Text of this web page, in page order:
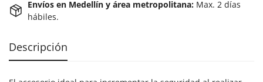
Envíos en Medellín y área metropolitana: Max. 2 días
hábiles.
Descripción